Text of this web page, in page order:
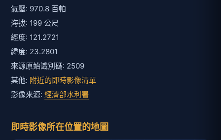
氣壓: 970.8 百帕
海拔: 199 公尺
經度: 121.2721
緯度: 23.2801
來源原始識別碼: 2509
其他: 附近的即時影像清單
影像來源: 經濟部水利署
即時影像所在位置的地圖